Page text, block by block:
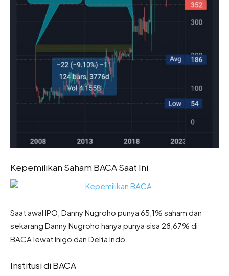
Kepemilikan Saham BACA Saat Ini
Saat awal IPO, Danny Nugroho punya 65,1% saham dan
sekarang Danny Nugroho hanya punya sisa 28,67% di
BACA lewat Inigo dan Delta Indo.
Institusi di BACA